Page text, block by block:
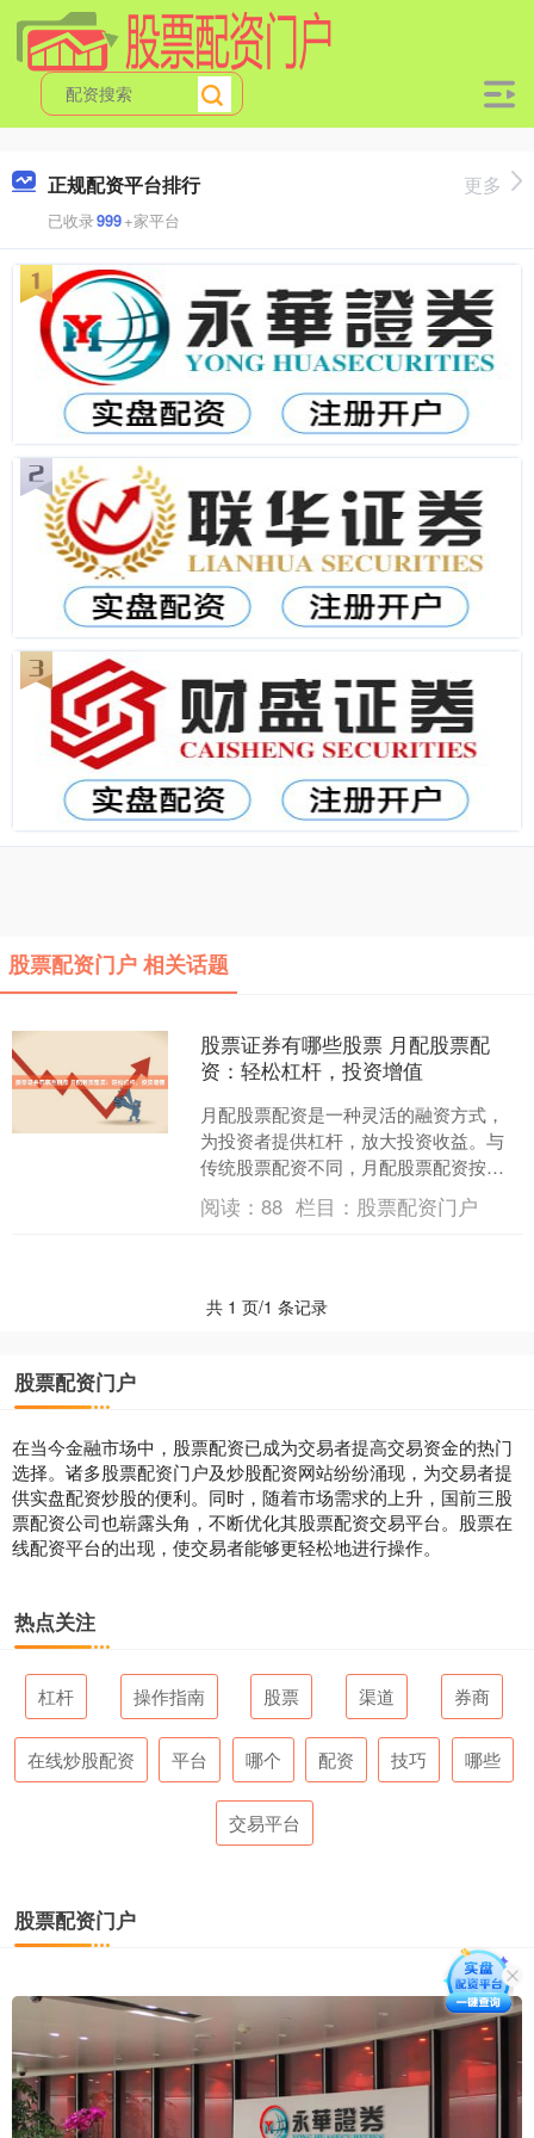
正规配资平台排行
已收录999+家平台
更多
股票配资门户 相关话题
股票证券有哪些股票 月配股票配
资：轻松杠杆，投资增值
月配股票配资是一种灵活的融资方式，
为投资者提供杠杆，放大投资收益。与
传统股票配资不同，月配股票配资按月
计息，无需一次性支付高额利息，减轻
了投资者的资金压力。 *....
阅读：88 栏目： 股票配资门户
共 1 页/1 条记录
股票配资门户
在当今金融市场中，股票配资已成为交易者提高交易资金的热门
选择。诸多股票配资门户及炒股配资网站纷纷涌现，为交易者提
供实盘配资炒股的便利。同时，随着市场需求的上升，国前三股
票配资公司也崭露头角，不断优化其股票配资交易平台。股票在
线配资平台的出现，使交易者能够更轻松地进行操作。
热点关注
杠杆 操作指南 股票 渠道 券商
在线炒股配资 平台 哪个 配资 技巧 哪些
交易平台
股票配资门户